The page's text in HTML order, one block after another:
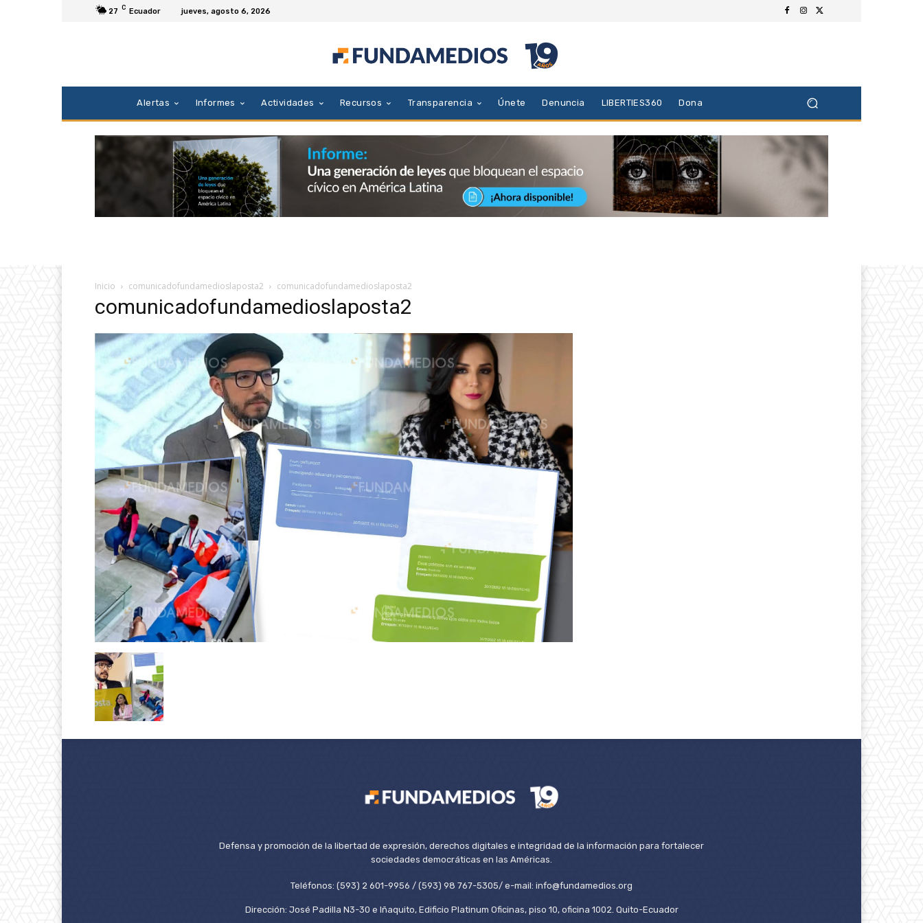
27 C Ecuador jueves, agosto 6, 2026
Alertas Informes Actividades Recursos Transparencia Únete Denuncia LIBERTIES360 Dona
Inicio comunicadofundamedioslaposta2 comunicadofundamedioslaposta2
comunicadofundamedioslaposta2
Defensa y promoción de la libertad de expresión, derechos digitales e integridad de la información para fortalecer
sociedades democráticas en las Américas.
Teléfonos: (593) 2 601-9956 / (593) 98 767-5305/ e-mail: info@fundamedios.org
Dirección: José Padilla N3-30 e Iñaquito, Edificio Platinum Oficinas, piso 10, oficina 1002. Quito-Ecuador